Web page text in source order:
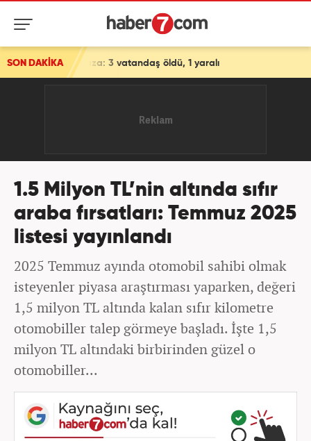
SON DAKİKA
3 vatandaş öldü, 1 yaralı
1.5 Milyon TL’nin altında sıfır
araba fırsatları: Temmuz 2025
listesi yayınlandı
2025 Temmuz ayında otomobil sahibi olmak
isteyenler piyasa araştırması yaparken, değeri
1,5 milyon TL altında kalan sıfır kilometre
otomobiller talep görmeye başladı. İşte 1,5
milyon TL altındaki birbirinden güzel o
otomobiller...